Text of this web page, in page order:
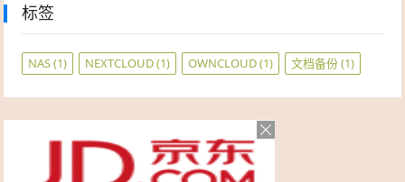
标签
NAS(1) NEXTCLOUD(1) OWNCLOUD(1) 文档备份(1)